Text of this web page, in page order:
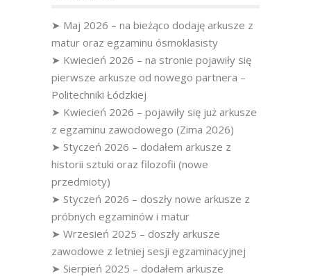
➤ Maj 2026 – na bieżąco dodaję arkusze z
matur oraz egzaminu ósmoklasisty
➤ Kwiecień 2026 – na stronie pojawiły się
pierwsze arkusze od nowego partnera –
Politechniki Łódzkiej
➤ Kwiecień 2026 – pojawiły się już arkusze
z egzaminu zawodowego (Zima 2026)
➤ Styczeń 2026 – dodałem arkusze z
historii sztuki oraz filozofii (nowe
przedmioty)
➤ Styczeń 2026 – doszły nowe arkusze z
próbnych egzaminów i matur
➤ Wrzesień 2025 – doszły arkusze
zawodowe z letniej sesji egzaminacyjnej
➤ Sierpień 2025 – dodałem arkusze